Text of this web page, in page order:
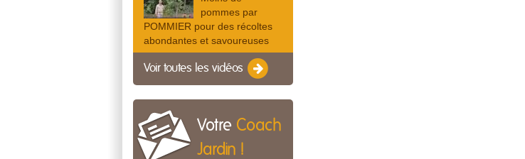
pommes par
POMMIER pour des récoltes
abondantes et savoureuses
Voir toutes les vidéos
Votre Coach
Jardin !